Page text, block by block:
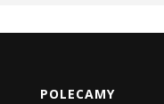
POLECAMY